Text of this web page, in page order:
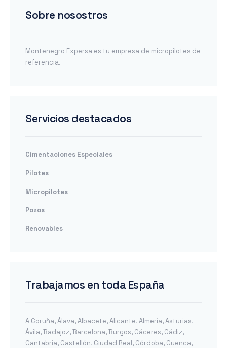
Sobre nosostros
Montenegro Expersa es tu empresa de micropilotes de
referencia.
Servicios destacados
Cimentaciones Especiales
Pilotes
Micropilotes
Pozos
Renovables
Trabajamos en toda España
A Coruña,Álava,Albacete,Alicante,Almería,Asturias,
Ávila,Badajoz,Barcelona,Burgos, Cáceres, Cádiz,
Cantabria, Castellón, Ciudad Real, Córdoba, Cuenca,